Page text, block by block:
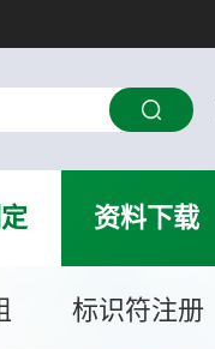
标识符注册
资料下载